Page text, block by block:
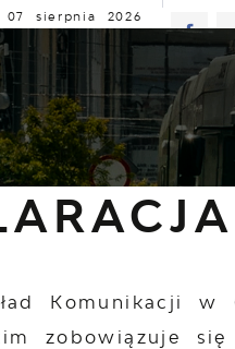
07 sierpnia 2026
25°C
Deklaracja dostępności
Komunikacji
zobowiązuje